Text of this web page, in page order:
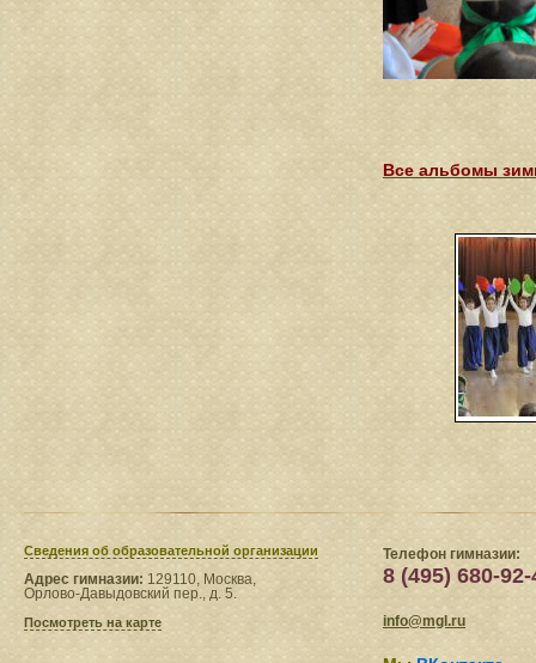
Все альбомы
Сведения​ об образовательной организации
Адрес гимназии: 129110, Москва,
Орлово-Давыдовский пер., д. 5.
Посмотреть на карте
Телефон гимназии:
8 (495) 680-92-
info@mgl.ru